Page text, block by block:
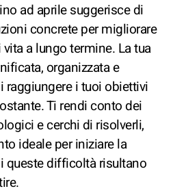
ad aprile suggerisce di
concrete per migliorare
a lungo termine. La tua
organizzata e
raggiungere i tuoi obiettivi
Ti rendi conto dei
e cerchi di risolverli,
ideale per iniziare la
queste difficoltà risultano